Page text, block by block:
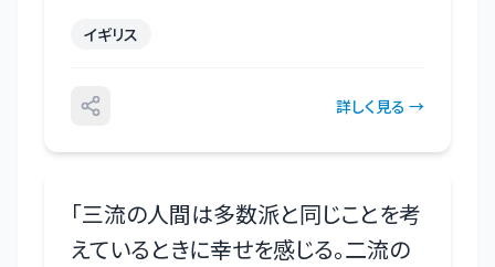
イギリス
詳しく見る →
「三流の人間は多数派と同じことを考
えているときに幸せを感じる。二流の